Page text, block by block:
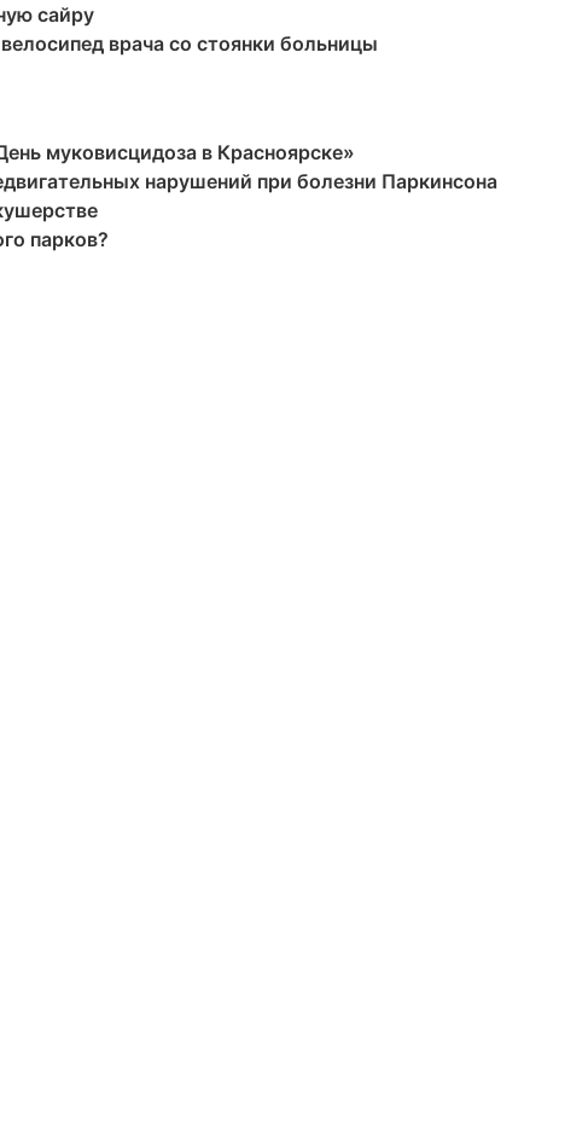
сайру
врача со стоянки больницы
муковисцидоза в Красноярске»
нарушений при болезни Паркинсона
парков?